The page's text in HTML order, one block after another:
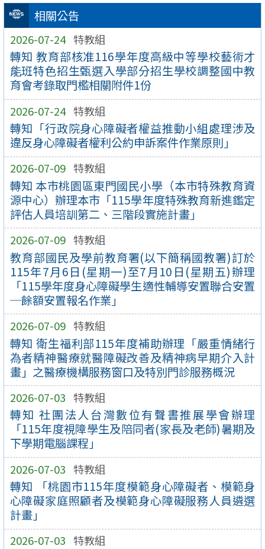
相關公告
2026-07-24 特教組
轉知 教育部核准116學年度高級中等學校藝術才
能班特色招生甄選入學部分招生學校調整國中教
育會考錄取門檻相關附件1份
2026-07-24 特教組
轉知「行政院身心障礙者權益推動小組處理涉及
違反身心障礙者權利公約申訴案件作業原則」
2026-07-09 特教組
轉知 本市桃園區東門國民小學（本市特殊教育資
源中心）辦理本市「115學年度特殊教育新進鑑定
評估人員培訓第二、三階段實施計畫」
2026-07-09 特教組
教育部國民及學前教育署(以下簡稱國教署)訂於
115年7月6日(星期一)至7月10日(星期五)辦理
「115學年度身心障礙學生適性輔導安置聯合安置
─餘額安置報名作業」
2026-07-09 特教組
轉知 衛生福利部115年度補助辦理「嚴重情緒行
為者精神醫療就醫障礙改善及精神病早期介入計
畫」之醫療機構服務窗口及特別門診服務概況
2026-07-03 特教組
轉知 社團法人台灣數位有聲書推展學會辦理
「115年度視障學生及陪同者(家長及老師)暑期及
下學期電腦課程」
2026-07-03 特教組
轉知 「桃園市115年度模範身心障礙者、模範身
心障礙家庭照顧者及模範身心障礙服務人員遴選
計畫」
2026-07-03 特教組